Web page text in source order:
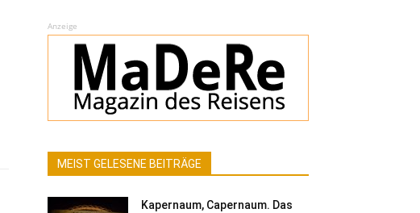
Anzeige
MEIST GELESENE BEITRÄGE
Kapernaum, Capernaum. Das